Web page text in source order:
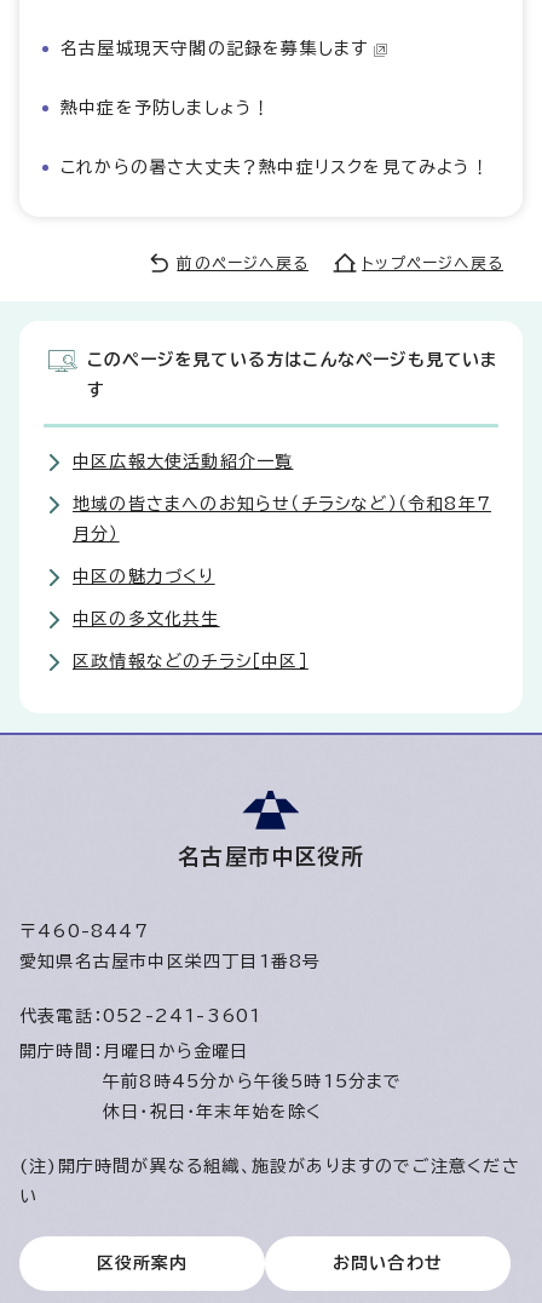
名古屋城現天守閣の記録を募集します
熱中症を予防しましょう！
これからの暑さ大丈夫？熱中症リスクを見てみよう！
前のページへ戻る トップページへ戻る
このページを見ている方はこんなページも見ていま
す
中区広報大使活動紹介一覧
地域の皆さまへのお知らせ（チラシなど）（令和8年7
月分）
中区の魅力づくり
中区の多文化共生
区政情報などのチラシ［中区］
名古屋市中区役所
〒460-8447
愛知県名古屋市中区栄四丁目1番8号
代表電話： 052-241-3601
開庁時間： 月曜日から金曜日
午前8時45分から午後5時15分まで
休日・祝日・年末年始を除く
(注)開庁時間が異なる組織、施設がありますのでご注意くださ
い
区役所案内 お問い合わせ